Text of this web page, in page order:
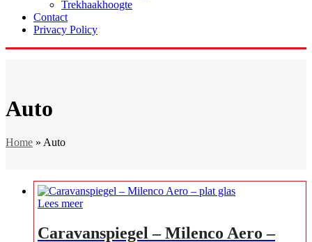
Trekhaakhoogte
Contact
Privacy Policy
Auto
Home » Auto
Lees meer
Caravanspiegel – Milenco Aero –